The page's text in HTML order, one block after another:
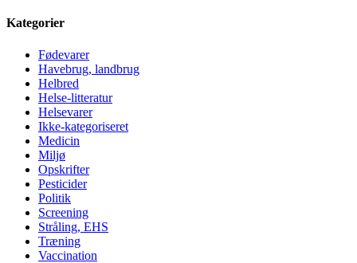
Kategorier
Fødevarer
Havebrug, landbrug
Helbred
Helse-litteratur
Helsevarer
Ikke-kategoriseret
Medicin
Miljø
Opskrifter
Pesticider
Politik
Screening
Stråling, EHS
Træning
Vaccination